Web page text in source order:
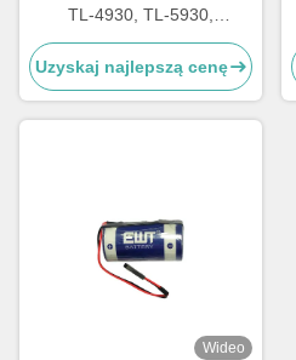
TL-4930, TL-5930,
LS33600, LS33600C, XL-
200F, XL-205F, SB-D01, SB-
D02, PT-2300
Uzyskaj najlepszą cenę
Wideo